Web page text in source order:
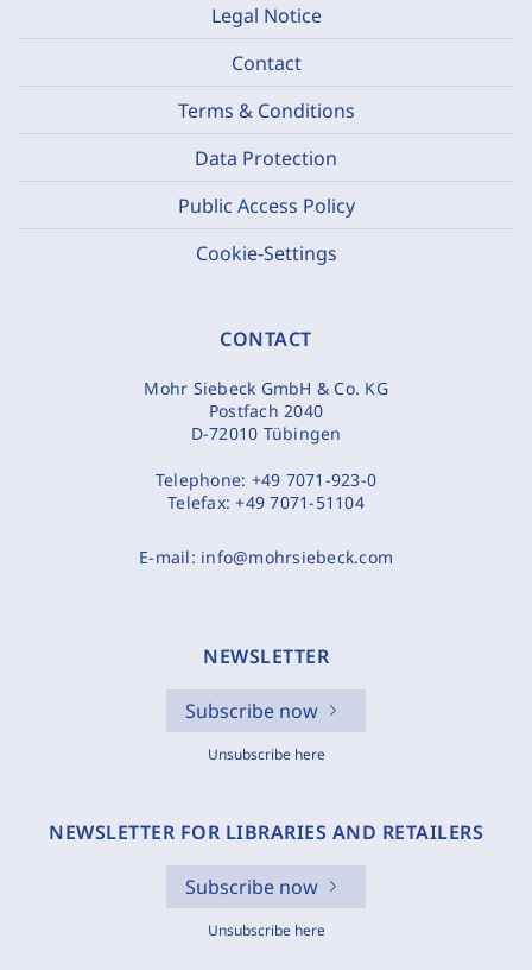
Legal Notice
Contact
Terms & Conditions
Data Protection
Public Access Policy
Cookie-Settings
CONTACT
Mohr Siebeck GmbH & Co. KG
Postfach 2040
D-72010 Tübingen
Telephone: +49 7071-923-0
Telefax:+49 7071-51104
E-mail: info@mohrsiebeck.com
NEWSLETTER
Subscribe now
Unsubscribe here
NEWSLETTER FOR LIBRARIES AND RETAILERS
Subscribe now
Unsubscribe here